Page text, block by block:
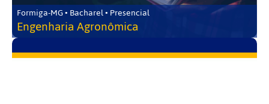
Formiga-MG • Bacharel • Presencial
Engenharia Agronômica